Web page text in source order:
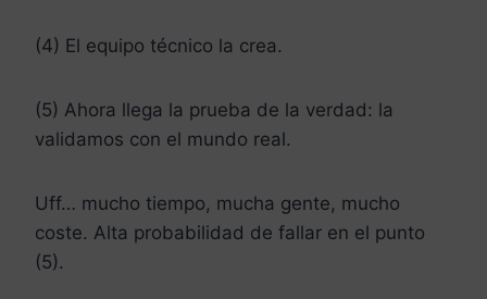
(4) El equipo técnico la crea.
(5) Ahora llega la prueba de la verdad: la
validamos con el mundo real.
Uff… mucho tiempo, mucha gente, mucho
coste. Alta probabilidad de fallar en el punto
(5).